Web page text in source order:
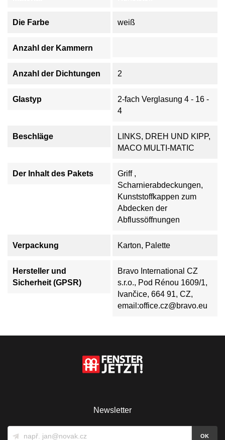
Die Farbe weiß
Anzahl der Kammern
Anzahl der Dichtungen 2
Glastyp
2-fach Verglasung 4 - 16 -
4
Beschläge
LINKS, DREH UND KIPP,
MACO MULTI-MATIC
Der Inhalt des Pakets
Griff ,
Scharnierabdeckungen,
Kunststoffkappen zum
Abdecken der
Abflussöffnungen
Verpackung Karton, Palette
Hersteller und
Sicherheit (GPSR)
Bravo International CZ
s.r.o., Pod Rénou 1609/1,
Ivančice, 664 91, CZ,
email:office.cz@bravo.eu
Newsletter